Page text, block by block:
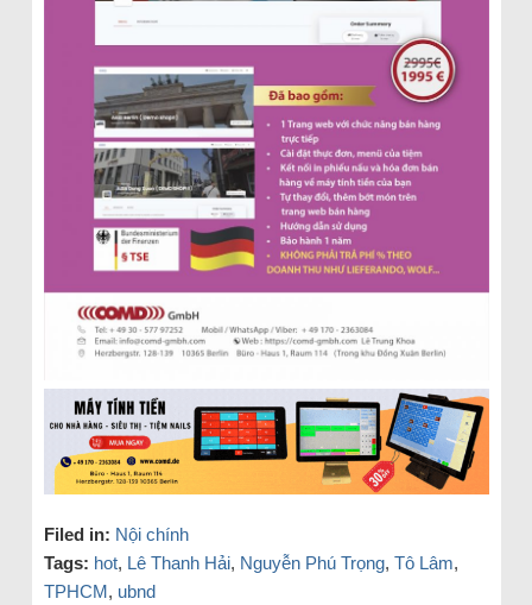
Filed in: Nội chính
Tags: hot, Lê Thanh Hải, Nguyễn Phú Trọng, Tô Lâm,
TPHCM, ubnd